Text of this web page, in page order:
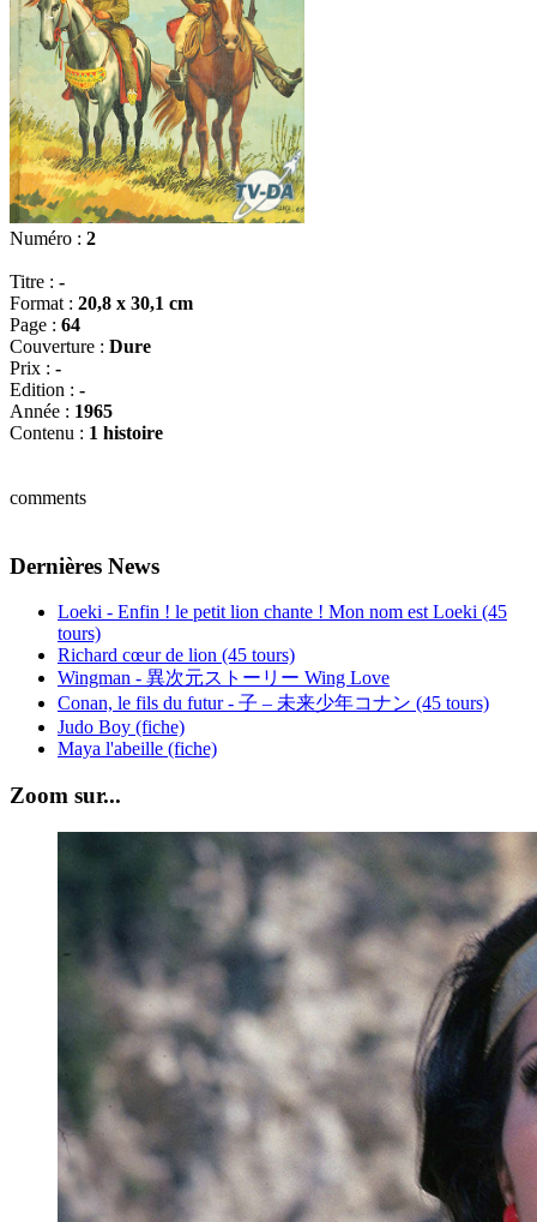
Numéro : 2
Titre : -
Format : 20,8 x 30,1 cm
Page : 64
Couverture : Dure
Prix : -
Edition : -
Année : 1965
Contenu : 1 histoire
comments
Dernières News
Loeki - Enfin ! le petit lion chante ! Mon nom est Loeki (45
tours)
Richard cœur de lion (45 tours)
Wingman - 異次元ストーリー Wing Love
Conan, le fils du futur - 子 – 未来少年コナン (45 tours)
Judo Boy (fiche)
Maya l'abeille (fiche)
Zoom sur...